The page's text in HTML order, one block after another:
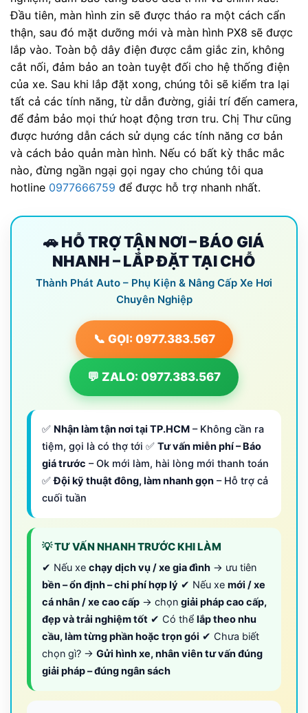
Đầu tiên, màn hình zin sẽ được tháo ra một cách cẩn
thận, sau đó mặt dưỡng mới và màn hình PX8 sẽ được
lắp vào. Toàn bộ dây điện được cắm giắc zin, không
cắt nối, đảm bảo an toàn tuyệt đối cho hệ thống điện
của xe. Sau khi lắp đặt xong, chúng tôi sẽ kiểm tra lại
tất cả các tính năng, từ dẫn đường, giải trí đến camera,
để đảm bảo mọi thứ hoạt động trơn tru. Chị Thư cũng
được hướng dẫn cách sử dụng các tính năng cơ bản
và cách bảo quản màn hình. Nếu có bất kỳ thắc mắc
nào, đừng ngần ngại gọi ngay cho chúng tôi qua
hotline 0977666759 để được hỗ trợ nhanh nhất.
🚗 HỖ TRỢ TẬN NƠI – BÁO GIÁ
NHANH – LẮP ĐẶT TẠI CHỖ
Thành Phát Auto – Phụ Kiện & Nâng Cấp Xe Hơi
Chuyên Nghiệp
📞 GỌI: 0977.383.567
💬 ZALO: 0977.383.567
✅ Nhận làm tận nơi tại TP.HCM – Không cần ra
tiệm, gọi là có thợ tới ✅ Tư vấn miễn phí – Báo
giá trước – Ok mới làm, hài lòng mới thanh toán
✅Đội kỹ thuật đông, làm nhanh gọn – Hỗ trợ cả
cuối tuần
💡 TƯ VẤN NHANH TRƯỚC KHI LÀM
✔ Nếu xe chạy dịch vụ / xe gia đình → ưu tiên
bền – ổn định – chi phí hợp lý ✔ Nếu xe mới / xe
cá nhân / xe cao cấp → chọn giải pháp cao cấp,
đẹp và trải nghiệm tốt ✔ Có thể lắp theo nhu
cầu, làm từng phần hoặc trọn gói ✔ Chưa biết
chọn gì? → Gửi hình xe, nhân viên tư vấn đúng
giải pháp – đúng ngân sách